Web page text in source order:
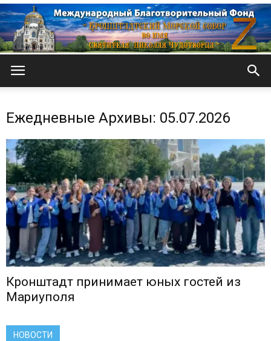
собор
Ежедневные Архивы: 05.07.2026
Кронштадт принимает юных гостей из
Мариуполя
НОВОСТИ